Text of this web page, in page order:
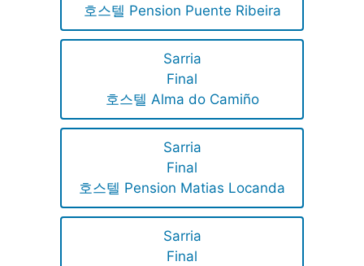
호스텔 Pension Puente Ribeira
Sarria
Final
호스텔 Alma do Camiño
Sarria
Final
호스텔 Pension Matias Locanda
Sarria
Final